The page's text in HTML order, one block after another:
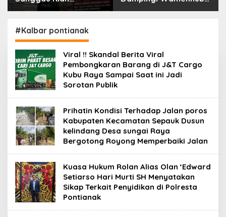
Mengkhawatirkan,
Penindakan hingga
Tingkat Pusat
#Kalbar pontianak
Viral !! Skandal Berita Viral
Pembongkaran Barang di J&T Cargo
Kubu Raya Sampai Saat ini Jadi
Sorotan Publik
Prihatin Kondisi Terhadap Jalan poros
Kabupaten Kecamatan Sepauk Dusun
kelindang Desa sungai Raya
Bergotong Royong Memperbaiki Jalan
Kuasa Hukum Rolan Alias Olan ‘Edward
Setiarso Hari Murti SH Menyatakan
Sikap Terkait Penyidikan di Polresta
Pontianak